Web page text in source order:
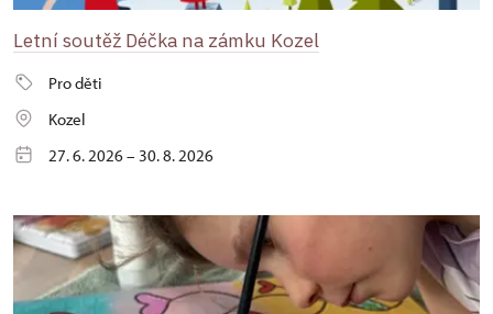
Letní soutěž Déčka na zámku Kozel
Pro děti
Kozel
27. 6. 2026 – 30. 8. 2026